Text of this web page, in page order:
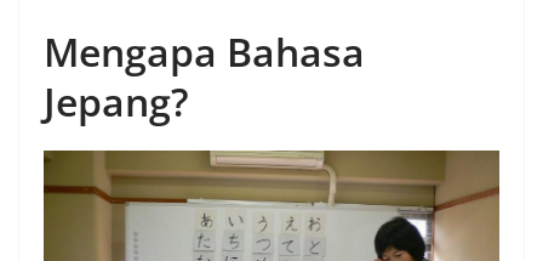
Mengapa Bahasa
Jepang?